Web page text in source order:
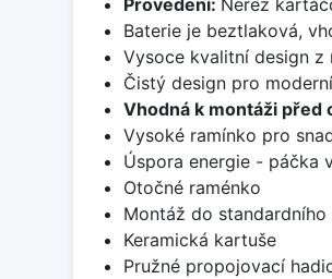
Provedení: Nerez
Baterie je beztlaková,
Vysoce kvalitní design z
Čistý design pro
Vhodná k montáži před
Vysoké ramínko pro
Úspora energie - páčka
Otočné raménko
Montáž do
Keramická kartuše
Pružné propojovací